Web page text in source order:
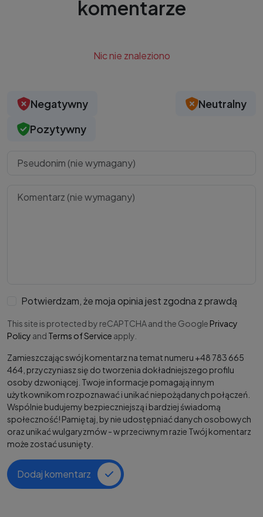
komentarze
Nic nie znaleziono
Negatywny
Neutralny
Pozytywny
Potwierdzam, że moja opinia jest zgodna z prawdą
This site is protected by reCAPTCHA and the Google Privacy
Policy and Terms of Service apply.
Zamieszczając swój komentarz na temat numeru +48 783 665
464, przyczyniasz się do tworzenia dokładniejszego profilu
osoby dzwoniącej. Twoje informacje pomagają innym
użytkownikom rozpoznawać i unikać niepożądanych połączeń.
Wspólnie budujemy bezpieczniejszą i bardziej świadomą
społeczność! Pamiętaj, by nie udostępniać danych osobowych
oraz unikać wulgaryzmów - w przeciwnym razie Twój komentarz
może zostać usunięty.
Dodaj komentarz